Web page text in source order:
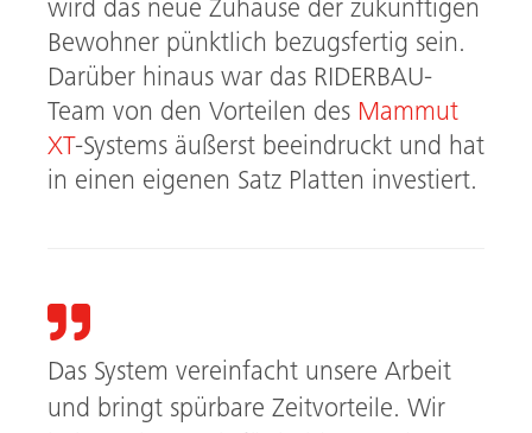
wird das neue Zuhause der zukünftigen
Bewohner pünktlich bezugsfertig sein.
Darüber hinaus war das RIDERBAU-
Team von den Vorteilen des Mammut
XT -Systems äußerst beeindruckt und hat
in einen eigenen Satz Platten investiert.
Das System vereinfacht unsere Arbeit
und bringt spürbare Zeitvorteile. Wir